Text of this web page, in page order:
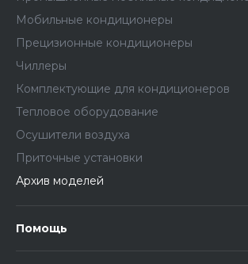
Мобильные кондиционеры
Прецизионные кондиционеры
Чиллеры
Комплектующие для кондиционеров
Тепловое оборудование
Осушители воздуха
Приточные установки
Архив моделей
Помощь